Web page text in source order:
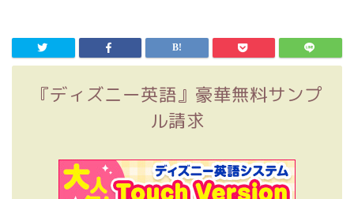
『ディズニー英語』豪華無料サンプ
ル請求